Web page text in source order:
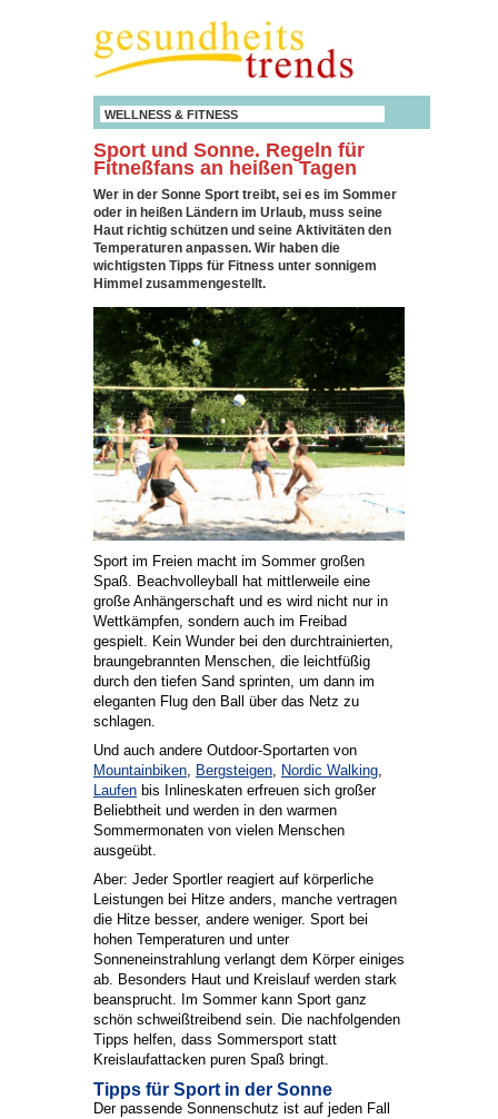
WELLNESS & FITNESS
Sport und Sonne. Regeln für
Fitneßfans an heißen Tagen
Wer in der Sonne Sport treibt, sei es im Sommer
oder in heißen Ländern im Urlaub, muss seine
Haut richtig schützen und seine Aktivitäten den
Temperaturen anpassen. Wir haben die
wichtigsten Tipps für Fitness unter sonnigem
Himmel zusammengestellt.
Sport im Freien macht im Sommer großen
Spaß. Beachvolleyball hat mittlerweile eine
große Anhängerschaft und es wird nicht nur in
Wettkämpfen, sondern auch im Freibad
gespielt. Kein Wunder bei den durchtrainierten,
braungebrannten Menschen, die leichtfüßig
durch den tiefen Sand sprinten, um dann im
eleganten Flug den Ball über das Netz zu
schlagen.
Und auch andere Outdoor-Sportarten von
Mountainbiken, Bergsteigen, Nordic Walking,
Laufen bis Inlineskaten erfreuen sich großer
Beliebtheit und werden in den warmen
Sommermonaten von vielen Menschen
ausgeübt.
Aber: Jeder Sportler reagiert auf körperliche
Leistungen bei Hitze anders, manche vertragen
die Hitze besser, andere weniger. Sport bei
hohen Temperaturen und unter
Sonneneinstrahlung verlangt dem Körper einiges
ab. Besonders Haut und Kreislauf werden stark
beansprucht. Im Sommer kann Sport ganz
schön schweißtreibend sein. Die nachfolgenden
Tipps helfen, dass Sommersport statt
Kreislaufattacken puren Spaß bringt.
Tipps für Sport in der Sonne
Der passende Sonnenschutz ist auf jeden Fall